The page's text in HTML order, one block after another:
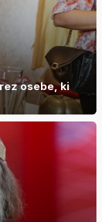
osebe, ki